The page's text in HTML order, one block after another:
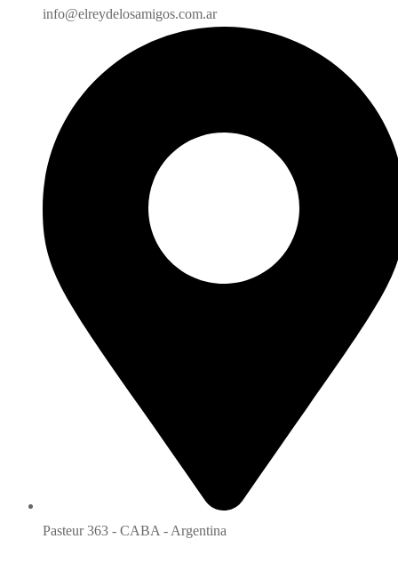
info@elreydelosamigos.com.ar
Pasteur 363 - CABA - Argentina